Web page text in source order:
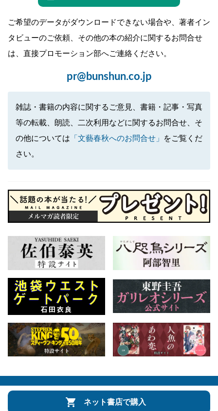
ご希望のデータがダウンロードできない場合や、著者イン
タビューのご依頼、その他の本の紹介に関するお問合せ
は、直接プロモーション部へご連絡ください。
pr@bunshun.co.jp
雑誌・書籍の内容に関するご意見、書籍・記事・写真
等の転載、朗読、二次利用などに関するお問合せ、そ
の他については 「文藝春秋へのお問合せ」
をご覧くだ
さい。
ネット書店で購入
会社概要 自費出版のご案内 お問合せ
株式会社文藝春秋 文春オンライン Number Web